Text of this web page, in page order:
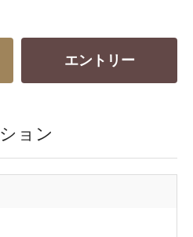
エントリー
ョン